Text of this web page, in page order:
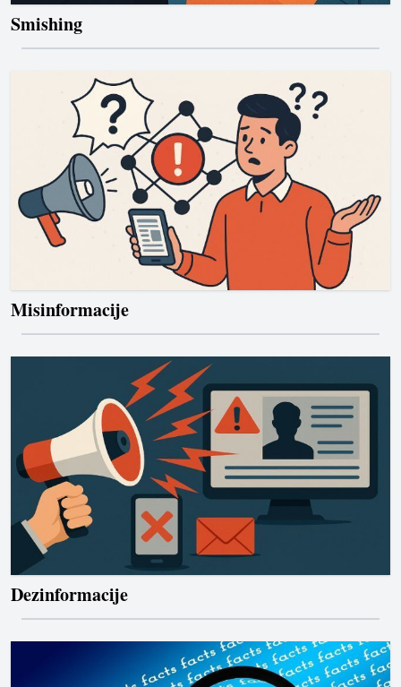
Smishing
Misinformacije
Dezinformacije